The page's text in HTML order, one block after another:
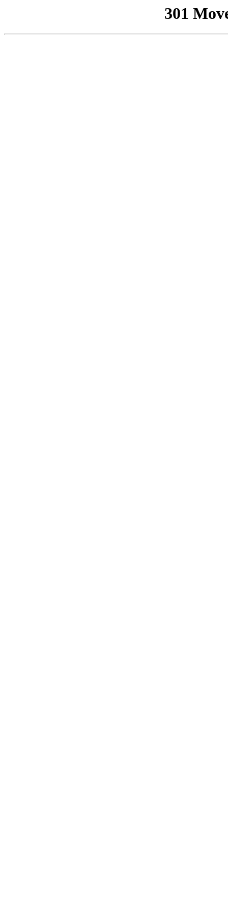
301